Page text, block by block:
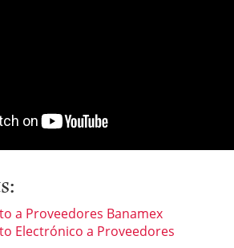
a Proveedores Banamex
Electrónico a Proveedores